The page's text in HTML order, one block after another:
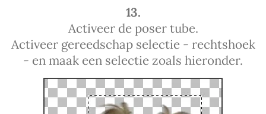
13.
Activeer de poser tube.
Activeer gereedschap selectie - rechtshoek
- en maak een selectie zoals hieronder.